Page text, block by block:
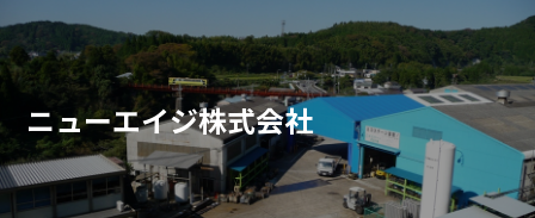
ニューエイジ株式会社